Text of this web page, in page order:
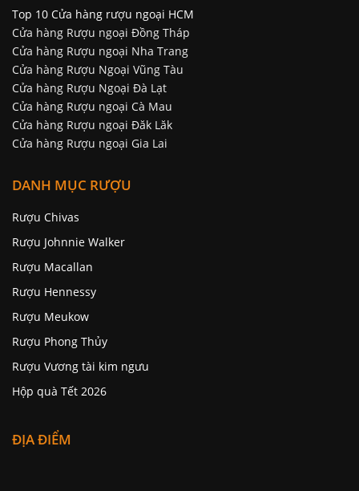
Top 10 Cửa hàng rượu ngoại HCM
Cửa hàng Rượu ngoại Đồng Tháp
Cửa hàng Rượu ngoại Nha Trang
Cửa hàng Rượu Ngoại Vũng Tàu
Cửa hàng Rượu Ngoại Đà Lạt
Cửa hàng Rượu ngoại Cà Mau
Cửa hàng Rượu ngoại Đăk Lăk
Cửa hàng Rượu ngoại Gia Lai
DANH MỤC RƯỢU
Rượu Chivas
Rượu Johnnie Walker
Rượu Macallan
Rượu Hennessy
Rượu Meukow
Rượu Phong Thủy
Rượu Vương tài kim ngưu
Hộp quà Tết 2026
ĐỊA ĐIỂM